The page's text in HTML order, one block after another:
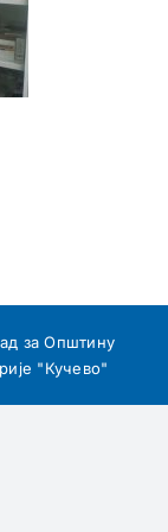
за Општину
"Кучево"